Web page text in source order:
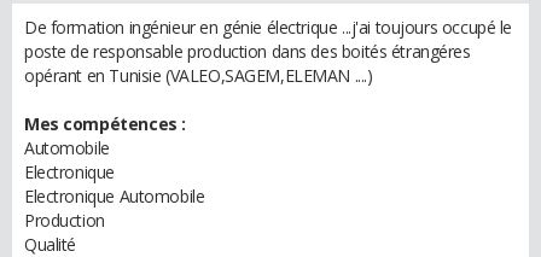
De formation ingénieur en génie électrique ...j'ai toujours occupé le
poste de responsable production dans des boités étrangéres
opérant en Tunisie (VALEO,SAGEM,ELEMAN ....)
Mes compétences :
Automobile
Electronique
Electronique Automobile
Production
Qualité